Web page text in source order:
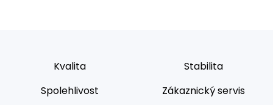
Kvalita
Stabilita
Spolehlivost
Zákaznický servis